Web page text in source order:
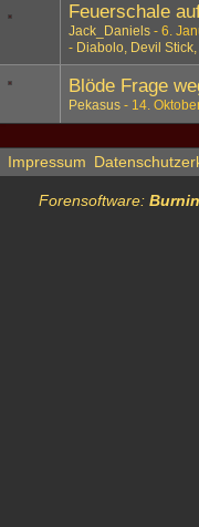
Feuerschale
Jack_Daniels
6.
Diabolo, Devil
Blöde Frage
Pekasus 14.
Impressum
Forensoftware: